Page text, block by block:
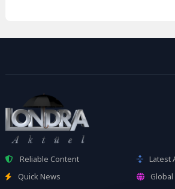
Reliable Content
Latest
Quick News